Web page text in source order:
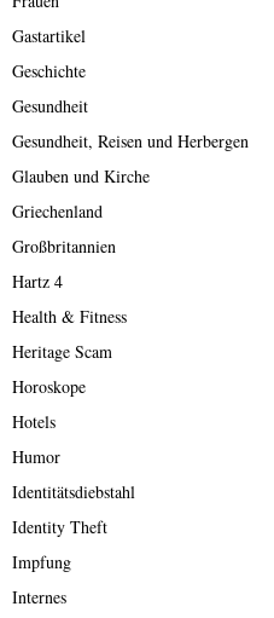
Gastartikel
Geschichte
Gesundheit
Gesundheit, Reisen und Herbergen
Glauben und Kirche
Griechenland
Großbritannien
Hartz 4
Health & Fitness
Heritage Scam
Horoskope
Hotels
Humor
Identitätsdiebstahl
Identity Theft
Impfung
Internes